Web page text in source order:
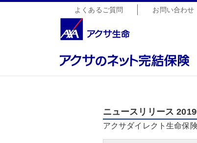
よくあるご質問 お問い合わせ
ニュースリリース
アクサダイレクト生命保